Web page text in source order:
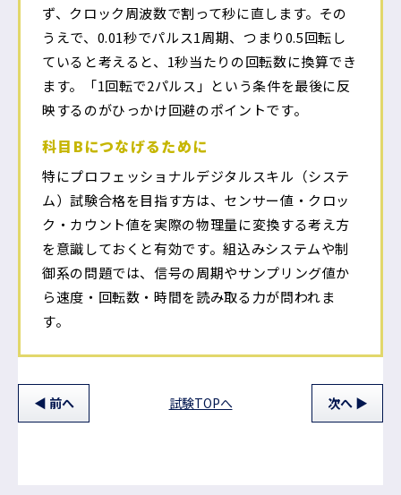
ず、クロック周波数で割って秒に直します。その
うえで、0.01秒でパルス1周期、つまり0.5回転し
ていると考えると、1秒当たりの回転数に換算でき
ます。「1回転で2パルス」という条件を最後に反
映するのがひっかけ回避のポイントです。
科目Bにつなげるために
特にプロフェッショナルデジタルスキル（システ
ム）試験合格を目指す方は、センサー値・クロッ
ク・カウント値を実際の物理量に変換する考え方
を意識しておくと有効です。組込みシステムや制
御系の問題では、信号の周期やサンプリング値か
ら速度・回転数・時間を読み取る力が問われま
す。
前へ 試験TOPへ 次へ